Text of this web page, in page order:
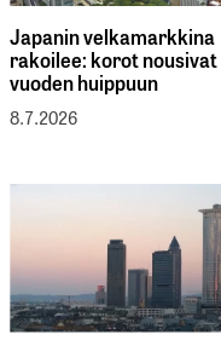
Japanin velkamarkkina
rakoilee: korot nousivat
vuoden huippuun
8.7.2026